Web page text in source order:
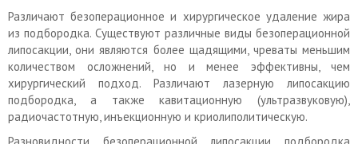
Различают безоперационное и хирургическое удаление жира
из подбородка. Существуют различные виды безоперационной
липосакции, они являются более щадящими, чреваты меньшим
количеством осложнений, но и менее эффективны, чем
хирургический подход. Различают лазерную липосакцию
подбородка, а также кавитационную (ультразвуковую),
радиочастотную, инъекционную и криолиполитическую.